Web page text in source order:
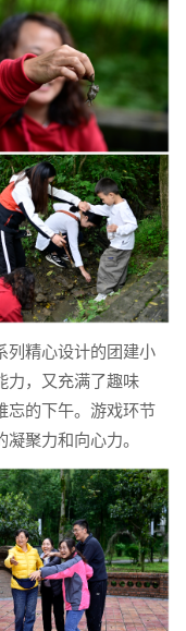
列精心设计的团建小
力，又充满了趣味
忘的下午。游戏环节
聚力和向心力。